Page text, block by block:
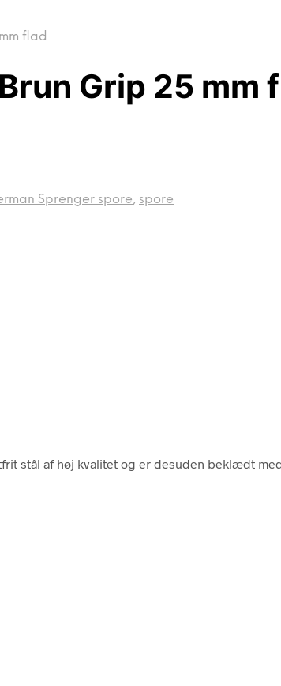
flad
Grip 25 mm
Sprenger spore, spore
stål af høj kvalitet og er desuden beklædt